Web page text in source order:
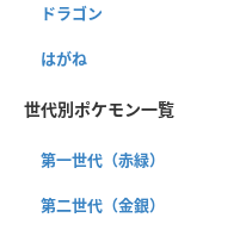
ドラゴン
はがね
世代別ポケモン一覧
第一世代（赤緑）
第二世代（金銀）